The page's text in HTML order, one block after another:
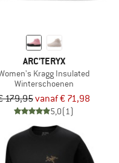
ARC'TERYX
Kragg Insulated
Winterschoenen
179,95vanaf € 71,98
5,0(1)